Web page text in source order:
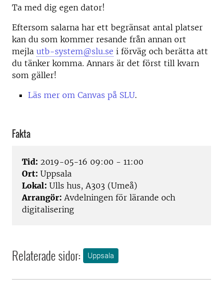
Ta med dig egen dator!
Eftersom salarna har ett begränsat antal platser
kan du som kommer resande från annan ort
mejla utb-system@slu.se i förväg och berätta att
du tänker komma. Annars är det först till kvarn
som gäller!
Läs mer om Canvas på SLU.
Fakta
Tid: 2019-05-16 09:00 - 11:00
Ort: Uppsala
Lokal: Ulls hus, A303 (Umeå)
Arrangör: Avdelningen för lärande och
digitalisering
Relaterade sidor: Uppsala